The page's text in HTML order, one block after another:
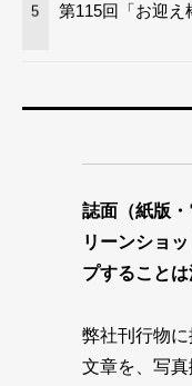
5 第115回「お迎え
誌面（紙版
リーンショ
プすることは
弊社刊行物
文章を、写